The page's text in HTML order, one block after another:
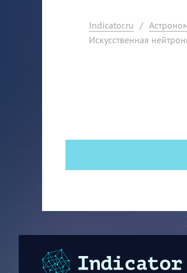
Indicator.ru /
Искусственная